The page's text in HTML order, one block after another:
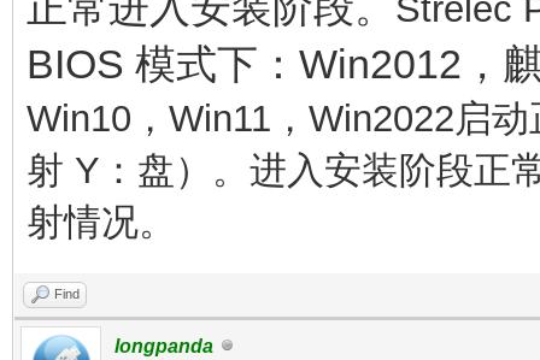
Strelec
BIOS 模式下：Win2012，
Win10，Win11，Win2022启
射 Y：盘）。 进入安装阶段正
射情况。
Find
longpanda